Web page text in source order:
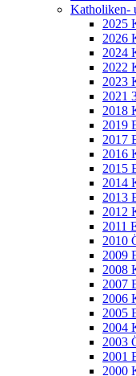
Katholiken-
2025
2026
2024
2022
2023
2021
2018
2019
2017
2016
2015
2014
2013
2012
2011
2010
2009
2008
2007
2006
2005
2004
2003
2001
2000